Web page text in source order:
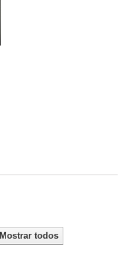
Mostrar todos